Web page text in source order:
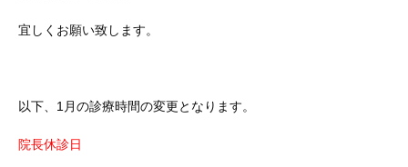
宜しくお願い致します。
以下、1月の診療時間の変更となります。
院長休診日